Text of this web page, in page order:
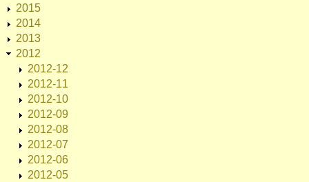
2015
2014
2013
2012
2012-12
2012-11
2012-10
2012-09
2012-08
2012-07
2012-06
2012-05